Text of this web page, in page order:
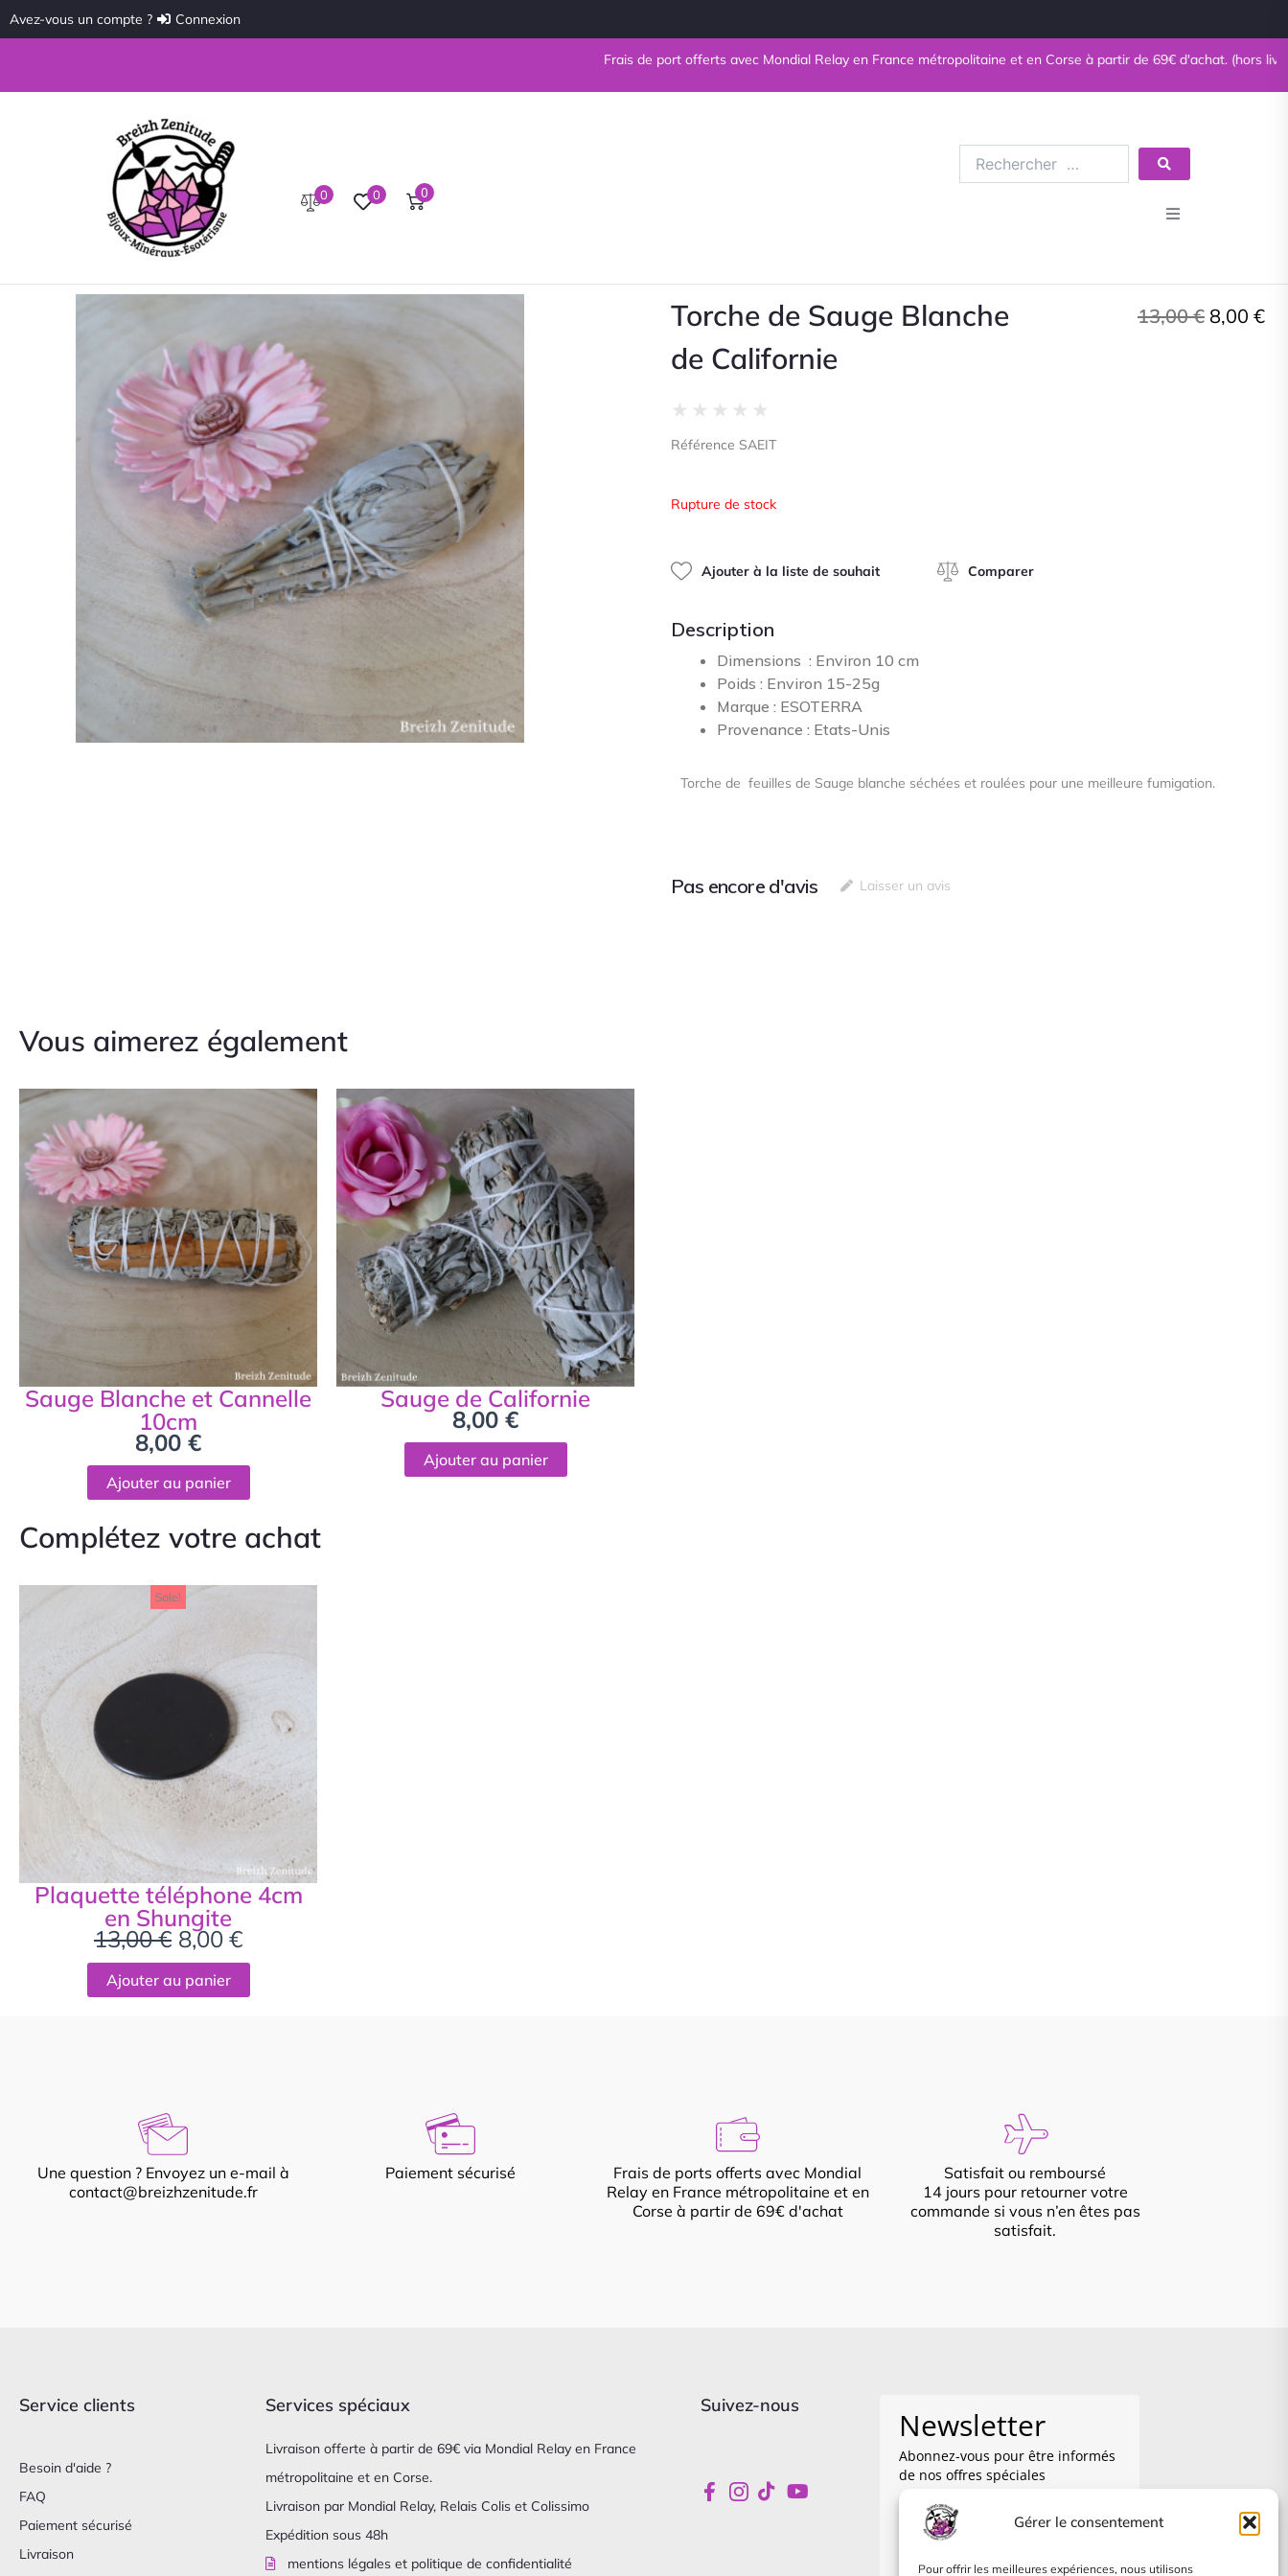
Gérer le consentement
Pour offrir les meilleures expériences, nous utilisons
Avez-vous un compte ? Connexion
Frais de port offerts avec Mondial Relay en France métropolitaine et en Corse à partir de 69€ d'achat. (hors livres)
0 0 0
Bijoux fantaisie
Torche de Sauge Blanche
de Californie
13,00€ Le
8,00 €Le
★ ★ ★ ★ ★
sur
Référence SAEIT
Rupture de stock
Ajouter à la liste de souhait Comparer
Description
Dimensions : Environ 10 cm
Poids : Environ 15-25g
Marque : ESOTERRA
Provenance : Etats-Unis
Torche de feuilles de Sauge blanche séchées et roulées pour une meilleure fumigation.
Pas encore d'avis Laisser un avis
Vous aimerez également
Sauge Blanche et Cannelle
10cm
8,00 €
Ajouter au panier
Sauge de Californie
8,00 €
Ajouter au panier
Complétez votre achat
Sale!
Plaquette téléphone 4cm
en Shungite
13,00€
Le
prix
était :
13,00 €.
8,00 €
Le
est :
8,00 €.
Ajouter au panier
Une question ? Envoyez un e-mail à
contact@breizhzenitude.fr
Paiement sécurisé
Frais de ports offerts avec Mondial
Relay en France métropolitaine et en
Corse à partir de 69€ d'achat
Satisfait ou remboursé
14 jours pour retourner votre
commande si vous n’en êtes pas
satisfait.
Service clients
Besoin d'aide ?
FAQ
Paiement sécurisé
Livraison
Services spéciaux
Livraison offerte à partir de 69€ via Mondial Relay en France
métropolitaine et en Corse.
Livraison par Mondial Relay, Relais Colis et Colissimo
Expédition sous 48h
mentions légales et politique de confidentialité
Suivez-nous
Newsletter
Abonnez-vous pour être informés
de nos offres spéciales
Je m'abonne à la newsletter, je